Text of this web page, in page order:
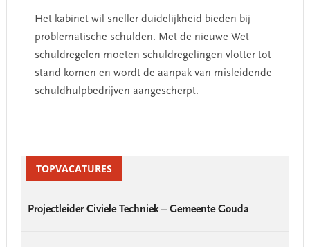
Het kabinet wil sneller duidelijkheid bieden bij
problematische schulden. Met de nieuwe Wet
schuldregelen moeten schuldregelingen vlotter tot
stand komen en wordt de aanpak van misleidende
schuldhulpbedrijven aangescherpt.
SidebarTOPVACATURES
Projectleider Civiele Techniek – Gemeente Gouda